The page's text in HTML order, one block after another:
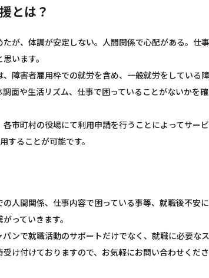
とは？
が、体調が安定しない。人間関係で心配がある。仕
います。
、障害者雇用枠での就労を含め、一般就労をしてい
調面や生活リズム、仕事で困っていることがないか
市町村の役場にて利用申請を行うことによってサー
することが可能です。
人間関係、仕事内容で困っている事等、就職後不安
っていきます。
ンで就職活動のサポートだけでなく、就職に必要な
け付けておりますので、お気軽にお問い合わせくださ